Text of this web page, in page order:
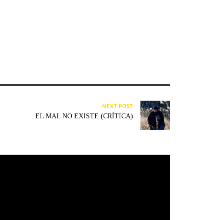
NEXT POST
EL MAL NO EXISTE (CRÍTICA)